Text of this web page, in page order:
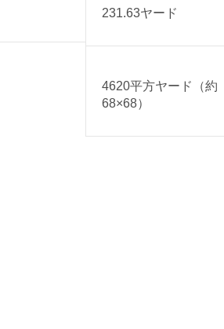
231.63ヤード
4620平方ヤード（約
68×68）